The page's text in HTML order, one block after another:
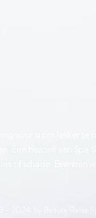
voor u om lekker
of schade.